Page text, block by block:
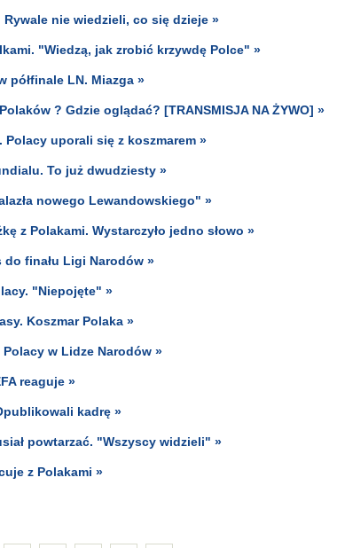
nie wiedzieli, co się dzieje »
"Wiedzą, jak zrobić krzywdę Polce" »
półfinale LN. Miazga »
? Gdzie oglądać? [TRANSMISJA NA ŻYWO] »
uporali się z koszmarem »
To już dwudziesty »
nowego Lewandowskiego" »
z Polakami. Wystarczyło jedno słowo »
finału Ligi Narodów »
"Niepojęte" »
Koszmar Polaka »
w Lidze Narodów »
reaguje »
kadrę »
powtarzać. "Wszyscy widzieli" »
z Polakami »